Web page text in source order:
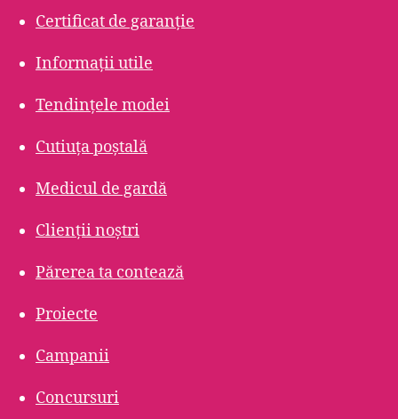
Certificat de garanție
Informații utile
Tendințele modei
Cutiuța poștală
Medicul de gardă
Clienții noștri
Părerea ta contează
Proiecte
Campanii
Concursuri